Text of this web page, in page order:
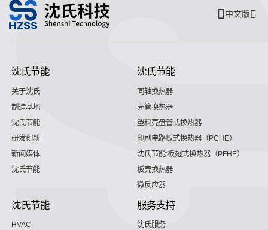
中文版
沈氏节能
关于沈氏
制造基地
沈氏节能
研发创新
新闻媒体
沈氏节能
沈氏节能
同轴换热器
壳管换热器
塑料壳盘管式换热器
印刷电路板式换热器（PCHE）
沈氏节能:板翅式换热器（PFHE）
板壳换热器
微反应器
沈氏节能
HVAC
服务支持
沈氏服务